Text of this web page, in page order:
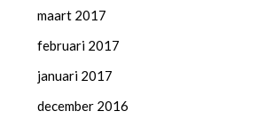
maart 2017
februari 2017
januari 2017
december 2016